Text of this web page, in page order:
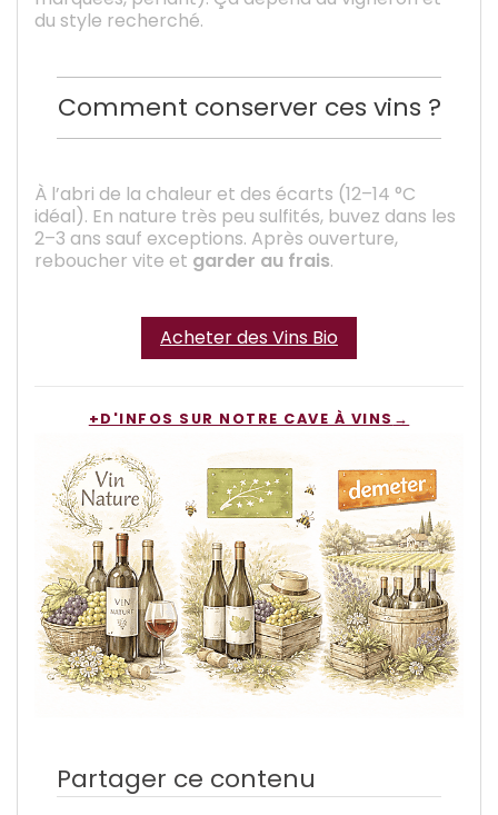
du style recherché.
Comment conserver ces vins ?
À l’abri de la chaleur et des écarts (12–14 °C
idéal). En nature très peu sulfités, buvez dans les
2–3 ans sauf exceptions. Après ouverture,
reboucher vite et garder au frais.
Acheter des Vins Bio
+D'INFOS SUR NOTRE CAVE À VINS
Partager ce contenu